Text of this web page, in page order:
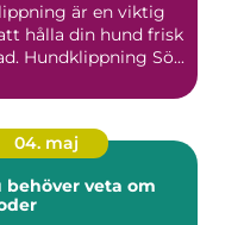
är en viktig
hålla din hund frisk
Hundklippning Sö...
04. maj
veta om